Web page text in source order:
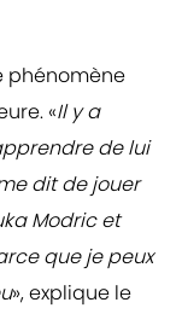
phénomène
«Il y a
de lui
dit de jouer
Modric et
que je peux
», explique le